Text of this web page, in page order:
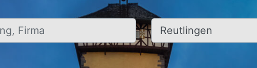
Ort, Stadt